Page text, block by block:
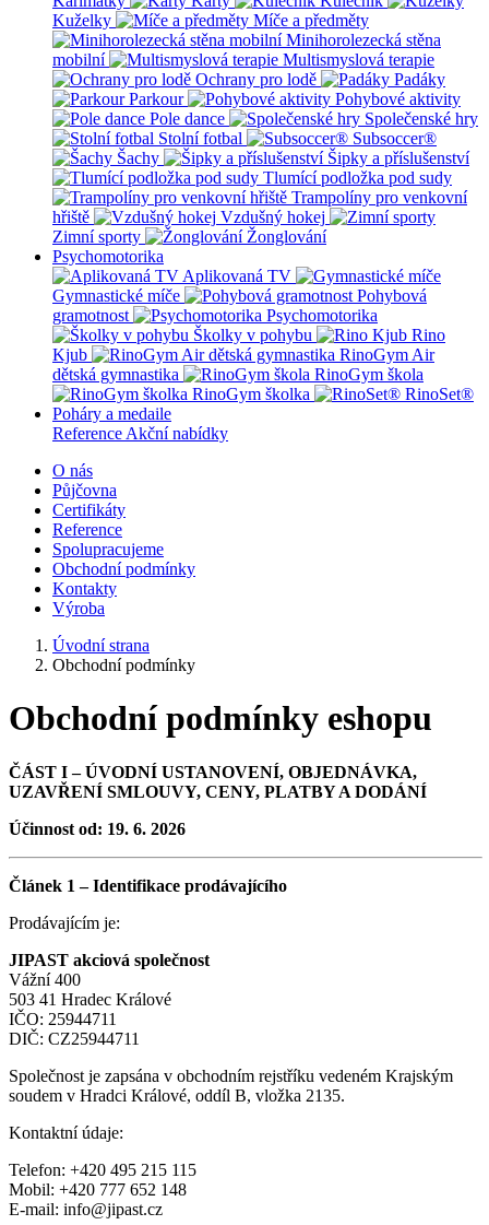
Kuželky
Míče a předměty
Minihorolezecká stěna
mobilní
Multismyslová terapie
Ochrany pro lodě
Padáky
Parkour
Pohybové aktivity
Pole dance
Společenské hry
Stolní fotbal
Subsoccer®
Šachy
Šipky a příslušenství
Tlumící podložka pod sudy
Trampolíny pro venkovní
hřiště
Vzdušný hokej
Zimní sporty
Žonglování
Psychomotorika
Aplikovaná TV
Gymnastické míče
Pohybová
gramotnost
Psychomotorika
Školky v pohybu
Rino
Kjub
RinoGym Air
dětská gymnastika
RinoGym škola
RinoGym školka
RinoSet®
Poháry a medaile
Reference Akční nabídky
O nás
Půjčovna
Certifikáty
Reference
Spolupracujeme
Obchodní podmínky
Kontakty
Výroba
Úvodní strana
Obchodní podmínky
Obchodní podmínky eshopu
ČÁST I – ÚVODNÍ USTANOVENÍ, OBJEDNÁVKA,
UZAVŘENÍ SMLOUVY, CENY, PLATBY A DODÁNÍ
Účinnost od: 19. 6. 2026
Článek 1 – Identifikace prodávajícího
Prodávajícím je:
JIPAST akciová společnost
Vážní 400
503 41 Hradec Králové
IČO: 25944711
DIČ: CZ25944711
Společnost je zapsána v obchodním rejstříku vedeném Krajským
soudem v Hradci Králové, oddíl B, vložka 2135.
Kontaktní údaje:
Telefon: +420 495 215 115
Mobil: +420 777 652 148
E-mail: info@jipast.cz